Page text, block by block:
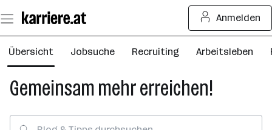
Seiteninhalt
springen
Anmelden
Übersicht Jobsuche Recruiting Arbeitsleben
Gemeinsam mehr erreichen!